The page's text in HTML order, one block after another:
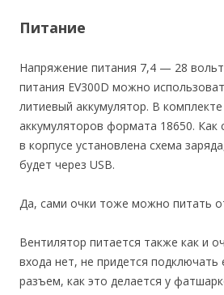
Питание
Напряжение питания 7,4 — 28
питания EV300D можно
литиевый аккумулятор. В
аккумуляторов формата 18650. Как
в корпусе установлена схема
будет через USB.
Да, сами очки тоже можно питать
Вентилятор питается также как и
входа нет, не придется
разъем, как это делается у